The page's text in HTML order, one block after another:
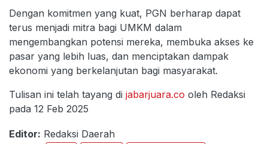
Dengan komitmen yang kuat, PGN berharap dapat
terus menjadi mitra bagi UMKM dalam
mengembangkan potensi mereka, membuka akses ke
pasar yang lebih luas, dan menciptakan dampak
ekonomi yang berkelanjutan bagi masyarakat.
Tulisan ini telah tayang di jabarjuara.co oleh Redaksi
pada 12 Feb 2025
Editor: Redaksi Daerah